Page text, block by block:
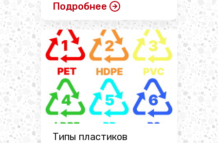
Подробнее
Типы пластиков